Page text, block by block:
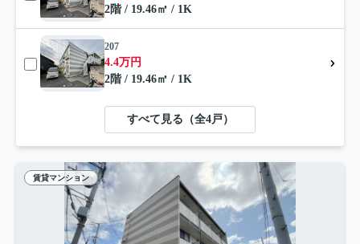
2階 / 19.46㎡ / 1K
207
4.4万円
2階 / 19.46㎡ / 1K
すべて見る（全4戸）
賃貸マンション